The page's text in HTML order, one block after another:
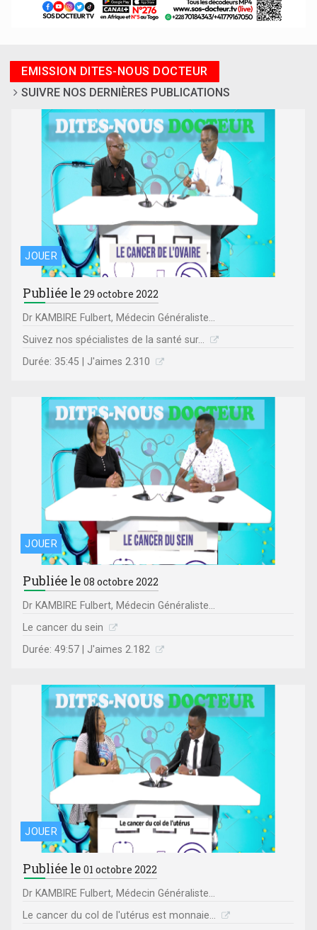
EMISSION DITES-NOUS DOCTEUR
SUIVRE NOS DERNIÈRES PUBLICATIONS
JOUER
Publiée le29 octobre 2022
Dr KAMBIRE Fulbert, Médecin Généraliste...
Suivez nos spécialistes de la santé sur...
Durée: 35:45 | J'aimes 2.310
JOUER
Publiée le08 octobre 2022
Dr KAMBIRE Fulbert, Médecin Généraliste...
Le cancer du sein
Durée: 49:57 | J'aimes 2.182
JOUER
Publiée le01 octobre 2022
Dr KAMBIRE Fulbert, Médecin Généraliste...
Le cancer du col de l'utérus est monnaie...